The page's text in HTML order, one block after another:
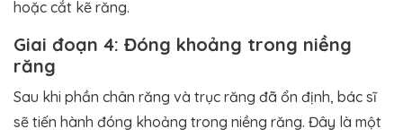
hoặc cắt kẽ răng.
Giai đoạn 4: Đóng khoảng trong niềng
răng
Sau khi phần chân răng và trục răng đã ổn định, bác sĩ
sẽ tiến hành đóng khoảng trong niềng răng. Đây là một